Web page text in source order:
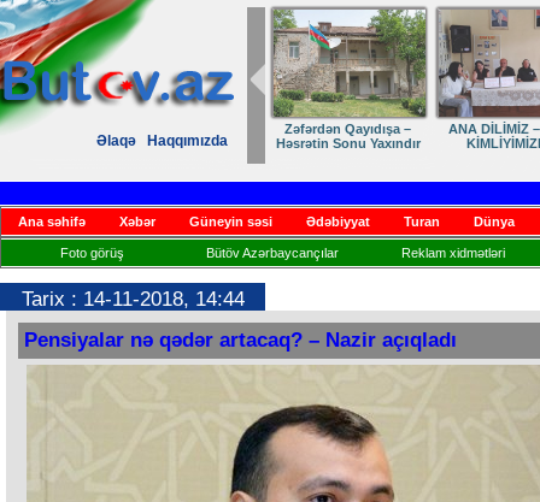
Əlaqə Haqqımızda
Zəfərdən Qayıdışa –
Həsrətin Sonu Yaxındır
ANA DİLİMİZ
Ana səhifə Xəbər Güneyin səsi Ədəbiyyat Turan Dünya
Foto görüş Bütöv Azərbaycançılar Reklam xidmətləri
Tarix : 14-11-2018, 14:44
Pensiyalar nə qədər artacaq? – Nazir açıqladı